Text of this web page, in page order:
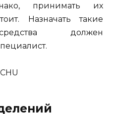
принимать их
Назначать такие
должен